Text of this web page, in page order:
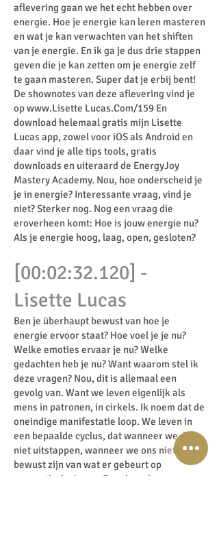
aflevering gaan we het echt hebben over
energie. Hoe je energie kan leren masteren
en wat je kan verwachten van het shiften
van je energie. En ik ga je dus drie stappen
geven die je kan zetten om je energie zelf
te gaan masteren. Super dat je erbij bent!
De shownotes van deze aflevering vind je
opwww.Lisette Lucas.Com/159 En
download helemaal gratis mijn Lisette
Lucas app, zowel voor iOS als Android en
daar vind je alle tips tools, gratis
downloads en uiteraard de EnergyJoy
Mastery Academy. Nou, hoe onderscheid je
je in energie? Interessante vraag, vind je
niet? Sterker nog. Nog een vraag die
eroverheen komt: Hoe is jouw energie nu?
Als je energie hoog, laag, open, gesloten?
[00:02:32.120] -
Lisette Lucas
Ben je überhaupt bewust van hoe je
energie ervoor staat? Hoe voel je je nu?
Welke emoties ervaar je nu? Welke
gedachten heb je nu? Want waarom stel ik
deze vragen? Nou, dit is allemaal een
gevolg van. Want we leven eigenlijk als
mens in patronen, in cirkels. Ik noem dat de
oneindige manifestatie loop. We leven in
een bepaalde cyclus, dat wanneer we daar
niet uitstappen, wanneer we ons niet
bewust zijn van wat er gebeurt op
energetisch niveau. Dan door de